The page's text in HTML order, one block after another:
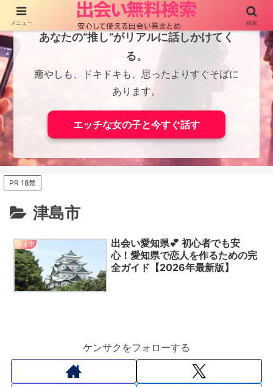
あなたの“推し”がリアルに話しかけてく
る。
癒やしも、ドキドキも、思ったよりすぐそばに
あります。
エッチな女の子と今すぐ話す
PR 18禁
津島市
あま市
出会い愛知県💕 初心者でも安
心！愛知県で恋人を作るための完
全ガイド【2026年最新版】
ケンサクをフォローする
メニュー 検索